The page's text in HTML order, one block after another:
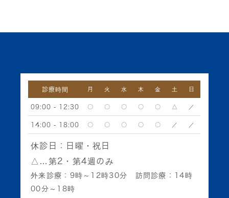
診療時間 月 火 水 木 金 土 日
09:00 - 12:30 〇 〇 〇 〇 〇 △ ／
14:00 - 18:00 〇 〇 〇 〇 〇 ／ ／
休診日：
日曜・祝日
△…第2・第4週のみ
外来診療：9時～12時30分 訪問診療：14時
00分～18時